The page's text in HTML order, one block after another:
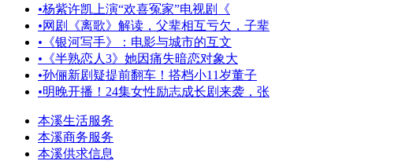
•杨紫许凯上演“欢喜冤家”电视剧《
•网剧《离歌》解读，父辈相互亏欠，子辈
• 《银河写手》：电影与城市的互文
• 《半熟恋人3》她因痛失暗恋对象大
•孙俪新剧疑提前翻车！搭档小11岁董子
•明晚开播！24集女性励志成长剧来袭，张
本溪生活服务
本溪商务服务
本溪供求信息